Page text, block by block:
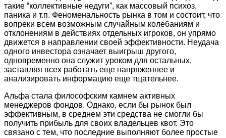
такие “коллективные недуги”, как массовый психоз,
паника и т.п. Феноменальность рынка в том и состоит, что
вопреки всем возможным случайным колебаниям и
отклонениям в действиях отдельных игроков, он упрямо
движется в направлении своей эффективности. Неудача
одного инвестора означает выигрыш другого,
одновременно она служит уроком для остальных,
заставляя всех работать еще напряженнее и
анализировать информацию еще тщательнее.
Альфа стала философским камнем активных
менеджеров фондов. Однако, если бы рынок был
эффективным, в среднем эти средства не смогли бы
получить прибыль для своих владельцев квот. Это
связано с тем, что последние выполняют более простые